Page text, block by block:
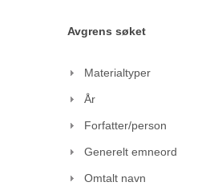
Avgrens søket
Materialtyper
År
Forfatter/person
Generelt emneord
Omtalt navn